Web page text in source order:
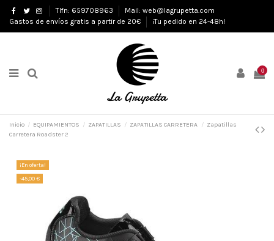
Tlfn: 659708963
Mail: web@lagrupetta.com
Gastos de envíos gratis a partir de 20€
¡Tu pedido en 24-48h!
0
Inicio EQUIPAMIENTOS ZAPATILLAS ZAPATILLAS CARRETERA
Zapatillas
Carretera Roadster 2
¡En oferta!
-45,00 €